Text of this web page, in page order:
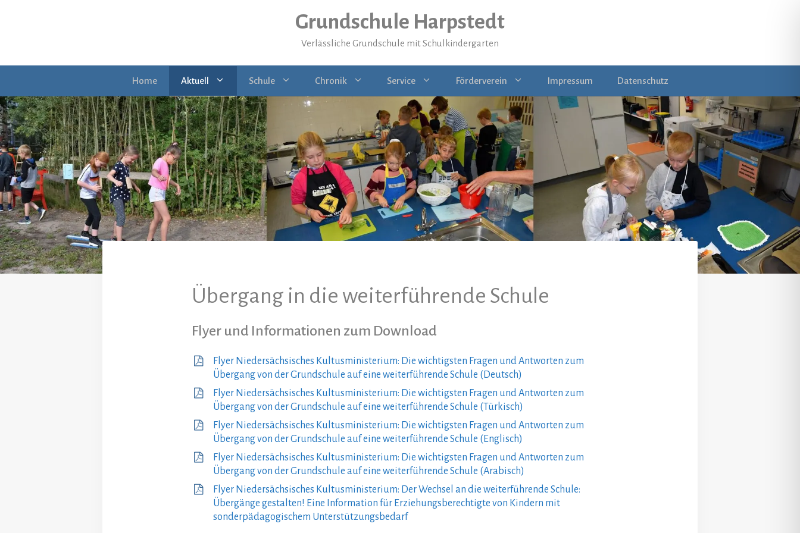
Grundschule Harpstedt
Verlässliche Grundschule mit Schulkindergarten
Home Aktuell Schule Chronik Service Förderverein Impressum Datenschutz
Übergang in die weiterführende Schule
Flyer und Informationen zum Download
Flyer Niedersächsisches Kultusministerium: Die wichtigsten Fragen und Antworten zum
Übergang von der Grundschule auf eine weiterführende Schule (Deutsch)
Flyer Niedersächsisches Kultusministerium: Die wichtigsten Fragen und Antworten zum
Übergang von der Grundschule auf eine weiterführende Schule (Türkisch)
Flyer Niedersächsisches Kultusministerium: Die wichtigsten Fragen und Antworten zum
Übergang von der Grundschule auf eine weiterführende Schule (Englisch)
Flyer Niedersächsisches Kultusministerium: Die wichtigsten Fragen und Antworten zum
Übergang von der Grundschule auf eine weiterführende Schule (Arabisch)
Flyer Niedersächsisches Kultusministerium: Der Wechsel an die weiterführende Schule:
Übergänge gestalten! Eine Information für Erziehungsberechtigte von Kindern mit
sonderpädagogischem Unterstützungsbedarf